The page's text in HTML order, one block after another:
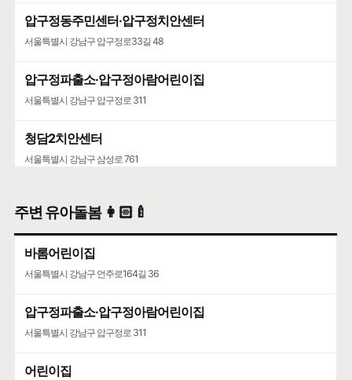
압구정동주민센터·압구정치안센터
서울특별시 강남구 압구정로33길 48
압구정파출소·압구정아람어린이집
서울특별시 강남구 압구정로 311
청담2치안센터
서울특별시 강남구 삼성로 761
주변 유아돌봄 👩🏻‍🍼
바롬어린이집
서울특별시 강남구 언주로164길 36
압구정파출소·압구정아람어린이집
서울특별시 강남구 압구정로 311
어린이집